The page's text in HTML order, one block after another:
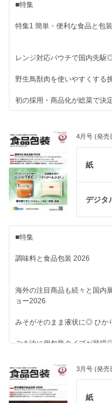
バヤリースオレンジ ◎ 町田忍
伝わる配慮が生む消費者の感
TOPPAN／日清製粉ウェルナ
Agnavi
ハナマルキ
ドウシンシャ
味の素
カルビー
岐阜プラスチック工業／日本
アルミ缶リサイクル協会
■その他
包装タイムスダイジェスト
月刊非食品包装
購読申込書
編集後記 & 次号予定
収益性を変える“次の一手”とは
お菓子の缶は「記憶の器」 ◎
奥の包装(ほそ)道ー法改正や
元・開発者の視点～食品包装
海洋プラごみ問題の萌芽と
包装から見たバイオプラスチ
ド
炭酸飲料容器にも対応可能
ILLITロゴ 2次元シンボル? ◎
■コラム
おやつからおかずまで幅広く
パッケージ応援団
解体したくなる箱 ◎筒巳素
チョコレートミュージアムで
マーケットインの発想で開け
■コラム
今年の梅仕事の行方 ◎6月11
庶民文化の図像学
ユニークレトルトカレー ◎ 町
パッケージ応援団
買える場所はどこ？ ◎グッデ
■連載
待つ時間を価値ある体験に ◎
奥の包装(ほそ)道ー法改正や
2050カーボンニュートラル ◎
海洋プラごみ問題の萌芽と
隔月連載 ニュースで読み解く
再生材の「責任ある最終市場
■特集
特集1 簡単・便利な食品と包
レンジ対応パウチで国内先駆
野生鳥獣肉を使いやすくする
初の採用・商品化が総菜で決
特集2 FOOMA JAPAN 2026
新たな価値を提示する“変化
高精度のコリオリ質量流量計◎
フロン漏えいのIoT化を提案◎
高効率・高性能のグミ菓子製
■CLOSE UP
チャック付きパウチの下味冷
■FPレポート
食と飲料で高まるイタリアの
■コラム
記念日でたどる 食品包装 歳時
4月号 (発売
紙
デジタ
■特集
調味料と食品包装 2026
海外の注目商品も続々と国内
ョー2026
みそがそのまま液状に◎ ひか
ごま油に個包装タイプが登場
新デザインのシンボルマーク
■CLOSE UP
3月号 (発売
紙